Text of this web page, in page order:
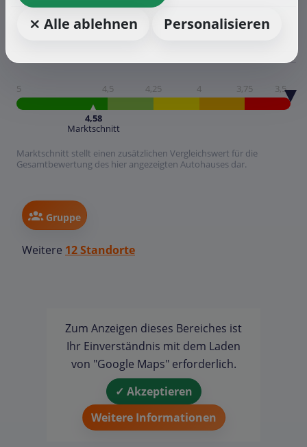
5 4,5 4,25 4 3,75 3,5
4,58
Marktschnitt
Marktschnitt stellt einen zusätzlichen Vergleichswert für die
Gesamtbewertung des hier angezeigten Autohauses dar.
Gruppe
Weitere 12 Standorte
Zum Anzeigen dieses Bereiches ist
Ihr Einverständnis mit dem Laden
von "Google Maps" erforderlich.
✓ Akzeptieren
Weitere Informationen
⨯ Alle ablehnen
Personalisieren